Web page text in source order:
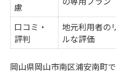
慮
口コミ・
評判
地元利用者の
ルな評価
岡山県岡山市南区浦安南町